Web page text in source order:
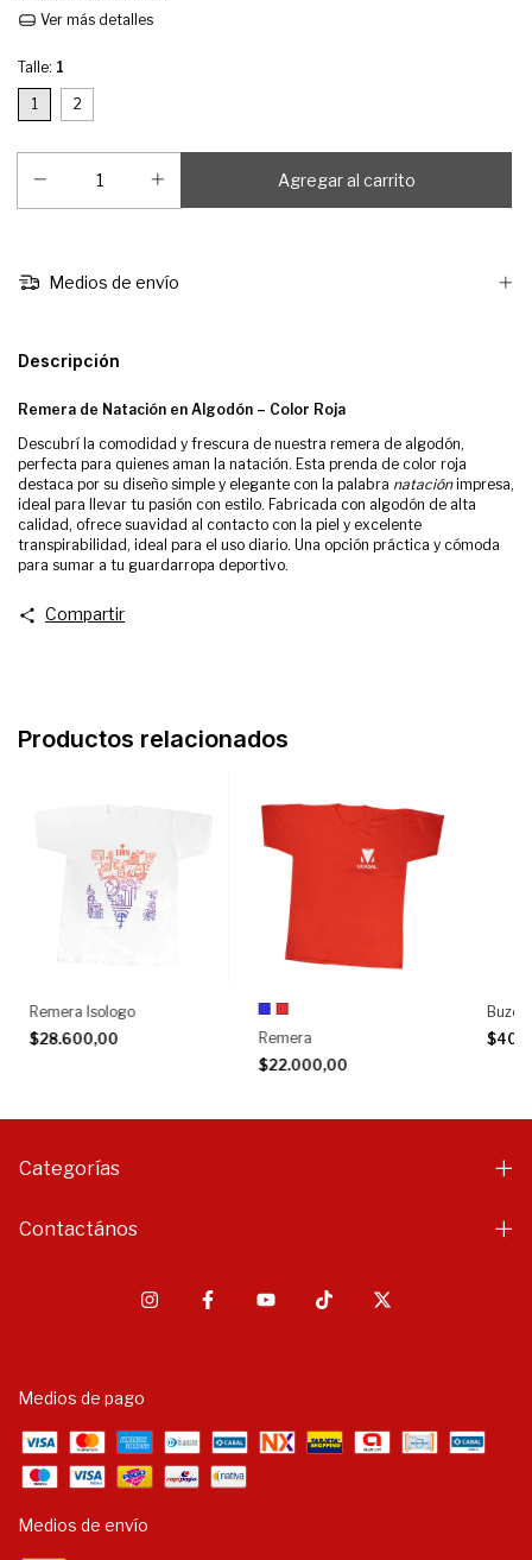
Ver más detalles
Talle: 1
1 2
Medios de envío
Descripción
Remera de Natación en Algodón – Color Roja
Descubrí la comodidad y frescura de nuestra remera de algodón,
perfecta para quienes aman la natación. Esta prenda de color roja
destaca por su diseño simple y elegante con la palabra nataciónimpresa,
ideal para llevar tu pasión con estilo. Fabricada con algodón de alta
calidad, ofrece suavidad al contacto con la piel y excelente
transpirabilidad, ideal para el uso diario. Una opción práctica y cómoda
para sumar a tu guardarropa deportivo.
Compartir
Productos relacionados
Remera Isologo
$28.600,00
Remera
$22.000,00
Buzo
Categorías
Contactános
Medios de pago
Medios de envío